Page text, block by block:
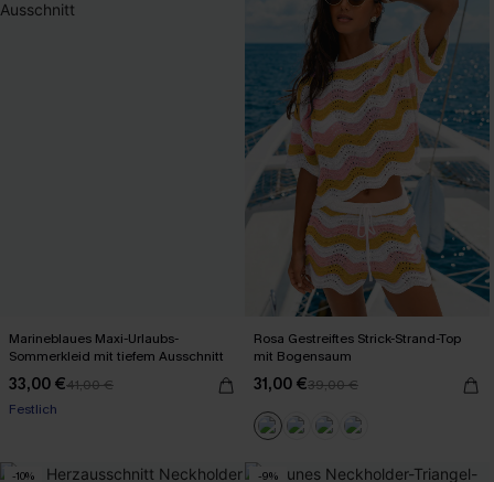
Marineblaues Maxi-Urlaubs-
Sommerkleid mit tiefem Ausschnitt
33,00 €41,00 €
Mit Gratis-Maßband
Mit Gratis-Maßband
Rosa Gestreiftes Strick-Strand-Top
mit Bogensaum
31,00 €39,00 €
-10% -9%